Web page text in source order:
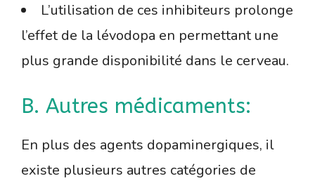
L’utilisation de ces inhibiteurs prolonge
l’effet de la lévodopa en permettant une
plus grande disponibilité dans le cerveau.
B. Autres médicaments:
En plus des agents dopaminergiques, il
existe plusieurs autres catégories de